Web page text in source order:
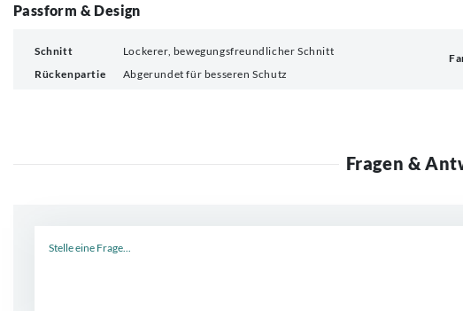
Passform & Design
Schnitt
Lockerer, bewegungsfreundlicher Schnitt
Rückenpartie
Abgerundet für besseren Schutz
Fragen &